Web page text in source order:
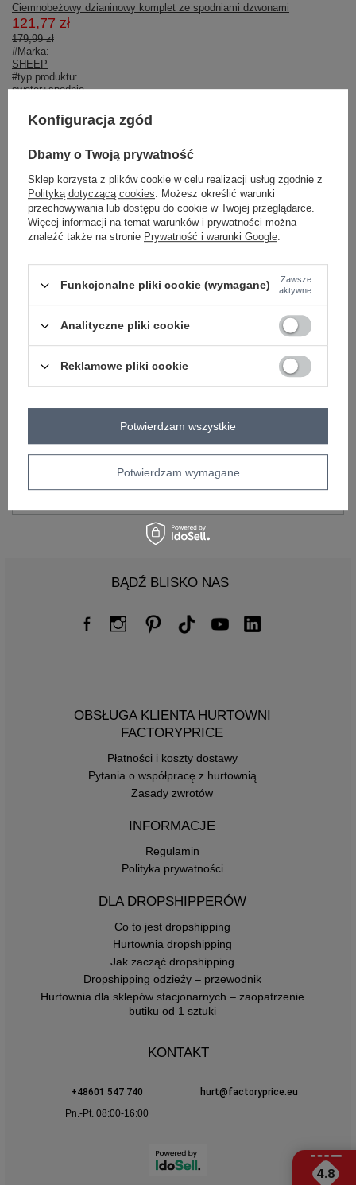
Ciemnobeżowy dzianinowy komplet ze spodniami dzwonami
121,77 zł
179,99 zł
#Marka:
SHEEP
#typ produktu:
sweter+spodnie
elegancki
#okazja:
#wzór dominujący:
#materiał dominujący:
wiskoza
#długość:
długa
#cechy dodatkowe:
guziki
zatrzask
#styl nogawek:
#wysokość w pasie:
wysoki
65% wiskoza,32% poliester
#modelka:
Modelka ma na sobie rozmiar one size. Wymiary modelki: wzrost 173
cm, biust 85 cm, talia 62 cm, biodra 95 cm
BĄDŹ BLISKO NAS
OBSŁUGA KLIENTA HURTOWNI
FACTORYPRICE
Płatności i koszty dostawy
Pytania o współpracę z hurtownią
Zasady zwrotów
INFORMACJE
Regulamin
Polityka prywatności
DLA DROPSHIPPERÓW
Co to jest dropshipping
Hurtownia dropshipping
Jak zacząć dropshipping
Dropshipping odzieży – przewodnik
Hurtownia dla sklepów stacjonarnych – zaopatrzenie
butiku od 1 sztuki
KONTAKT
+48601 547 740
hurt@factoryprice.eu
Pn.-Pt. 08:00-16:00
4.8
Konfiguracja zgód
Dbamy o Twoją prywatność
Sklep korzysta z plików cookie w celu realizacji usług zgodnie z
Polityką dotyczącą cookies. Możesz określić warunki
przechowywania lub dostępu do cookie w Twojej przeglądarce.
Więcej informacji na temat warunków i prywatności można
znaleźć także na stronie Prywatność i warunki Google.
Funkcjonalne pliki cookie (wymagane)
Zawsze
aktywne
Analityczne pliki cookie
Reklamowe pliki cookie
Potwierdzam wymagane
Potwierdzam wszystkie